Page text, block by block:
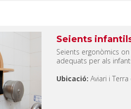
Seients
Seients ergonòmics
adequats per als
Ubicació: Aviari i